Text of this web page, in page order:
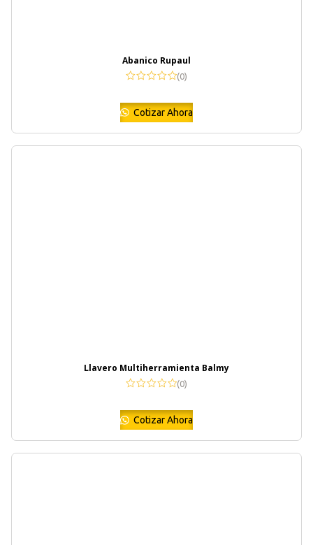
Abanico Rupaul
(0)
Cotizar Ahora
Llavero Multiherramienta Balmy
(0)
Cotizar Ahora